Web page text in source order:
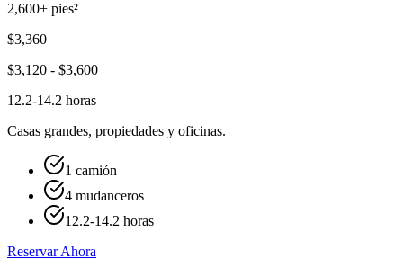
2,600+ pies²
$3,360
$3,120 - $3,600
12.2-14.2 horas
Casas grandes, propiedades y oficinas.
1 camión
4 mudanceros
12.2-14.2 horas
Reservar Ahora